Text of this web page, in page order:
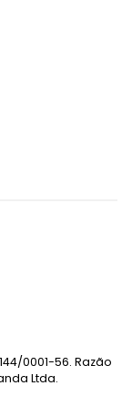
0001-56. Razão
Ltda.